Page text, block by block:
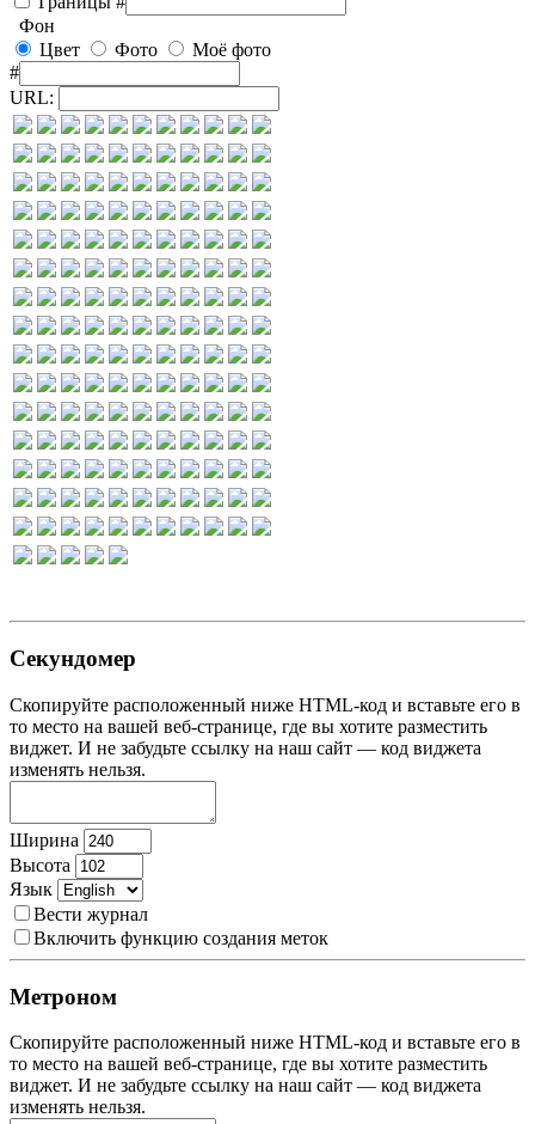
Фон
Цвет
Фото
Моё фото
#
URL:
Секундомер
Скопируйте расположенный ниже HTML-код и вставьте его в
то место на вашей веб-странице, где вы хотите разместить
виджет. И не забудьте ссылку на наш сайт — код виджета
изменять нельзя.
Ширина
Высота
Язык
Вести журнал
Включить функцию создания меток
Метроном
Скопируйте расположенный ниже HTML-код и вставьте его в
то место на вашей веб-странице, где вы хотите разместить
виджет. И не забудьте ссылку на наш сайт — код виджета
изменять нельзя.